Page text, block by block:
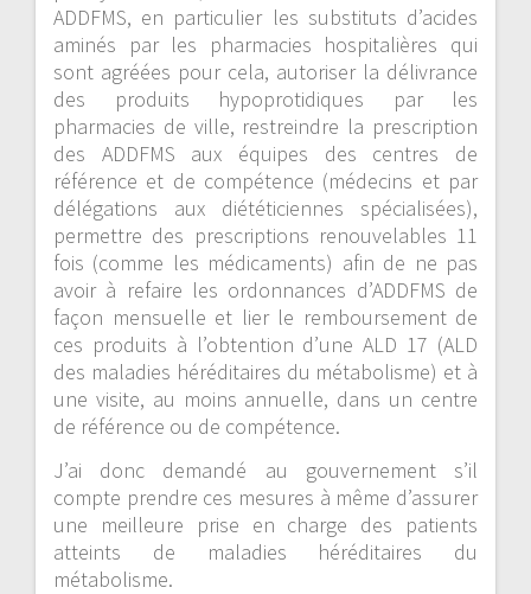
ADDFMS, en particulier les substituts d’acides
aminés par les pharmacies hospitalières qui
sont agréées pour cela, autoriser la délivrance
des produits hypoprotidiques par les
pharmacies de ville, restreindre la prescription
des ADDFMS aux équipes des centres de
référence et de compétence (médecins et par
délégations aux diététiciennes spécialisées),
permettre des prescriptions renouvelables 11
fois (comme les médicaments) afin de ne pas
avoir à refaire les ordonnances d’ADDFMS de
façon mensuelle et lier le remboursement de
ces produits à l’obtention d’une ALD 17 (ALD
des maladies héréditaires du métabolisme) et à
une visite, au moins annuelle, dans un centre
de référence ou de compétence.
J’ai donc demandé au gouvernement s’il
compte prendre ces mesures à même d’assurer
une meilleure prise en charge des patients
atteints de maladies héréditaires du
métabolisme.